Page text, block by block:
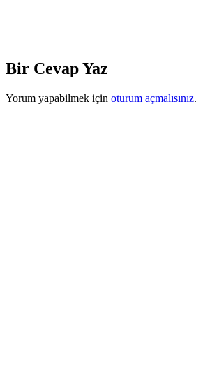
Bir Cevap Yaz
Yorum yapabilmek için oturum açmalısınız.